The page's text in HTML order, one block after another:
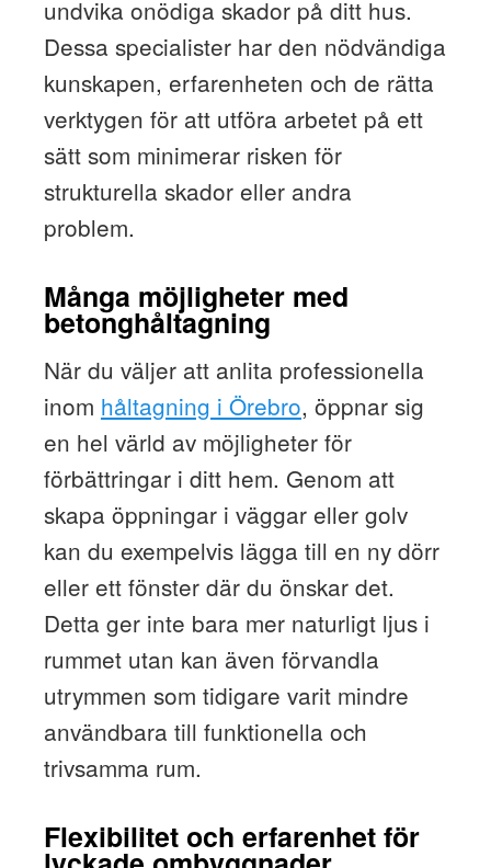
undvika onödiga skador på ditt hus.
Dessa specialister har den nödvändiga
kunskapen, erfarenheten och de rätta
verktygen för att utföra arbetet på ett
sätt som minimerar risken för
strukturella skador eller andra
problem.
Många möjligheter med
betonghåltagning
När du väljer att anlita professionella
inom håltagning i Örebro, öppnar sig
en hel värld av möjligheter för
förbättringar i ditt hem. Genom att
skapa öppningar i väggar eller golv
kan du exempelvis lägga till en ny dörr
eller ett fönster där du önskar det.
Detta ger inte bara mer naturligt ljus i
rummet utan kan även förvandla
utrymmen som tidigare varit mindre
användbara till funktionella och
trivsamma rum.
Flexibilitet och erfarenhet för